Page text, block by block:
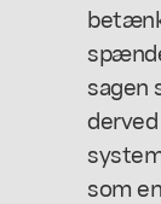
sagen
som